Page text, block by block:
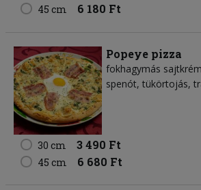
45 cm 6 180 Ft
Popeye pizza
fokhagymás
spenót, tükörtojás,
30 cm 3 490 Ft
45 cm 6 680 Ft